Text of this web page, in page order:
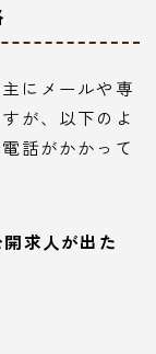
にメールや専
が、以下のよ
話がかかって
求人が出た